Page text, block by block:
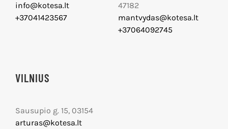
info@kotesa.lt
+37041423567
47182
mantvydas@kotesa.lt
+37064092745
VILNIUS
Sausupio g. 15, 03154
arturas@kotesa.lt